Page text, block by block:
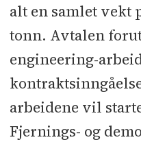
alt en samlet vekt
tonn. Avtalen
engineering-
arbeidene vil
Fjernings- og